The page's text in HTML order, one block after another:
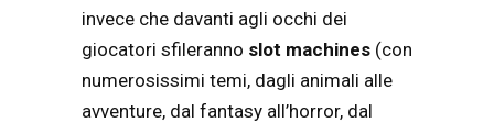
invece che davanti agli occhi dei
giocatori sfileranno slot machines (con
numerosissimi temi, dagli animali alle
avventure, dal fantasy all’horror, dal